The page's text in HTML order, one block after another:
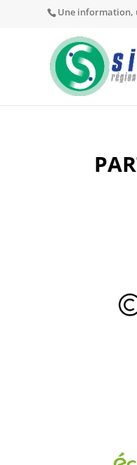
Une information,